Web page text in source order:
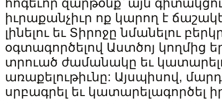
հոգեւոր զարթօնք՝ այն
իւրաքանչիւր ոք կարող է
լինելու եւ Տիրոջը նմանելու
օգտագործելով Աստծոյ կողմից
տրուած ժամանակը եւ
առաքելութիւնը: Այսպիսով,
սրբագրել եւ կատարելագործել